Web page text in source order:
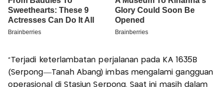
“Terjadi keterlambatan perjalanan pada KA 1635B
(Serpong—Tanah Abang) imbas mengalami gangguan
operasional di Stasiun Serpong. Saat ini masih dalam